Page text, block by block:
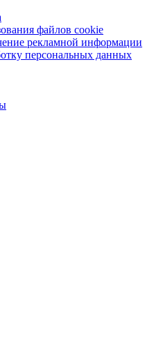
файлов cookie
рекламной информации
персональных данных